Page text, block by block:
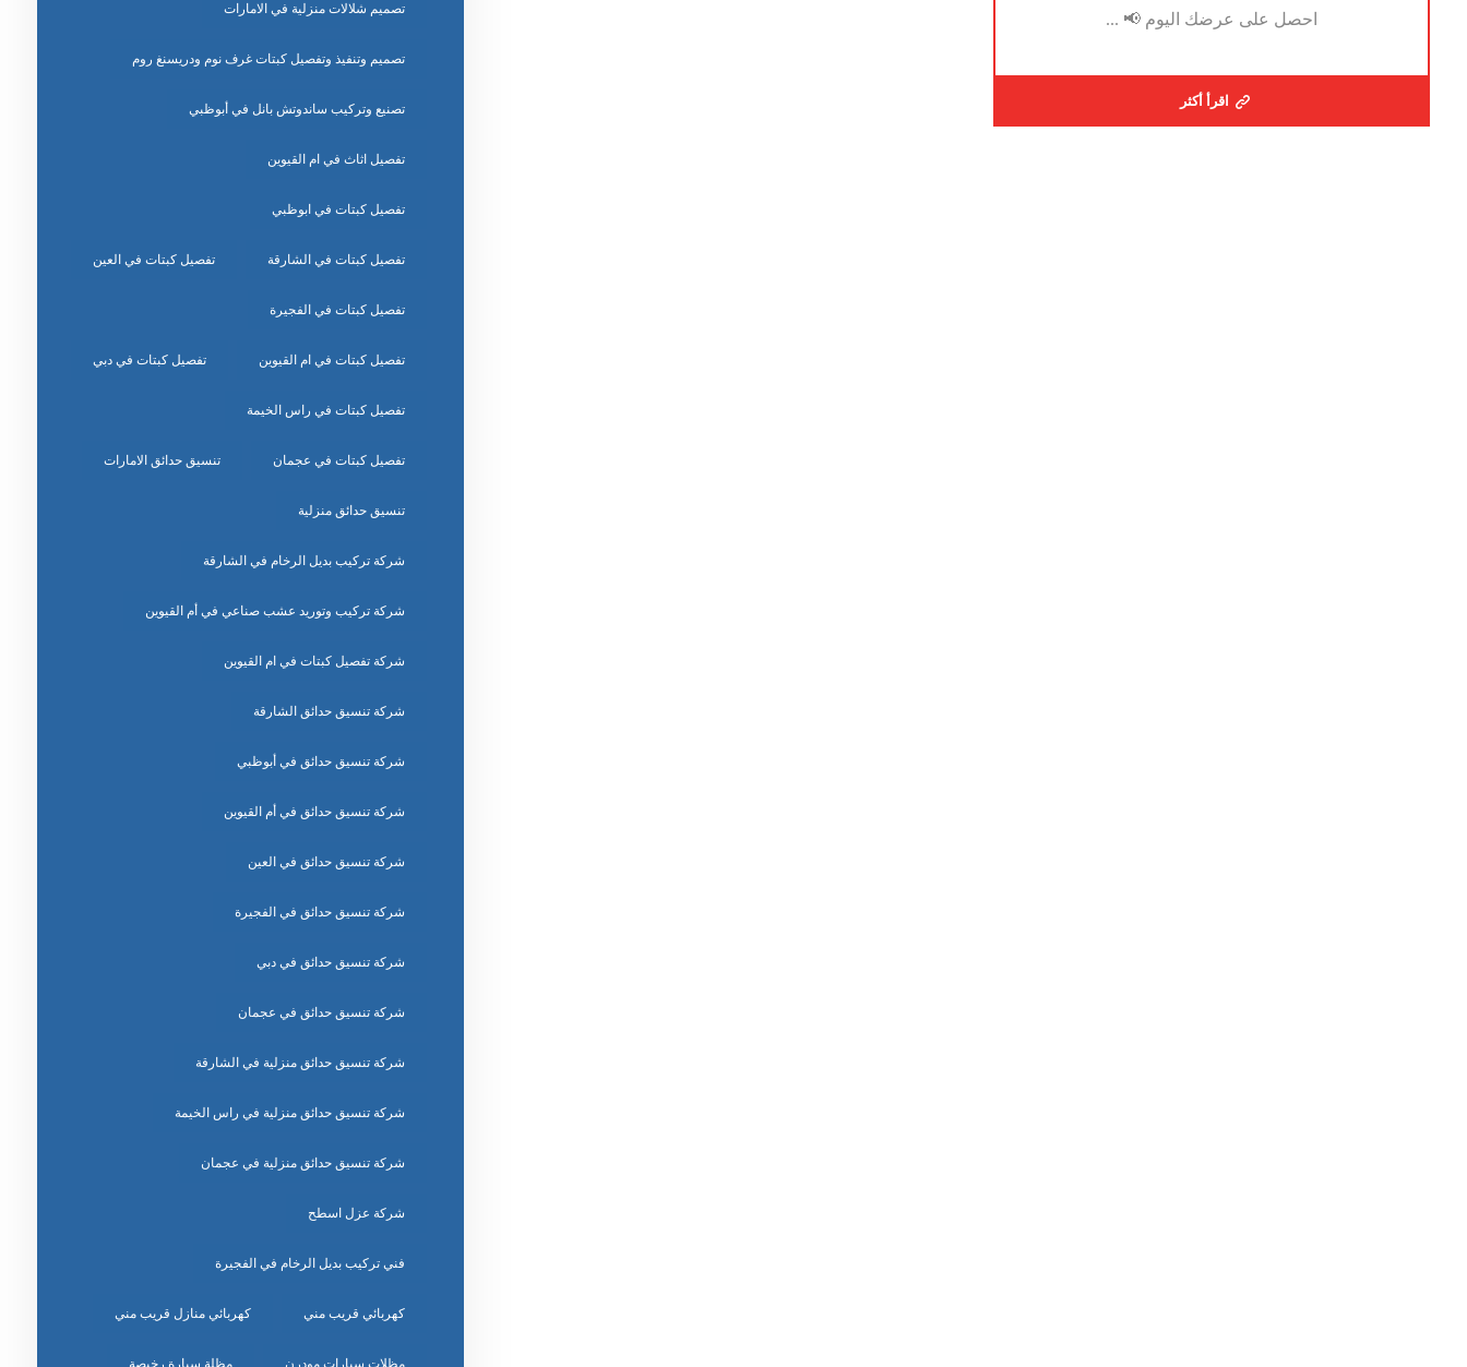
احصل على عرضك اليوم 📢 ...
اقرأ أكثر
تصميم شلالات منزلية في الامارات
تصميم وتنفيذ وتفصيل كبتات غرف نوم ودريسنغ روم
تصنيع وتركيب ساندوتش بانل في أبوظبي
تفصيل اثاث في ام القيوين
تفصيل كبتات في ابوظبي
تفصيل كبتات في الشارقة تفصيل كبتات في العين
تفصيل كبتات في الفجيرة
تفصيل كبتات في ام القيوين تفصيل كبتات في دبي
تفصيل كبتات في راس الخيمة
تفصيل كبتات في عجمان تنسيق حدائق الامارات
تنسيق حدائق منزلية
شركة تركيب بديل الرخام في الشارقة
شركة تركيب وتوريد عشب صناعي في أم القيوين
شركة تفصيل كبتات في ام القيوين
شركة تنسيق حدائق الشارقة
شركة تنسيق حدائق في أبوظبي
شركة تنسيق حدائق في أم القيوين
شركة تنسيق حدائق في العين
شركة تنسيق حدائق في الفجيرة
شركة تنسيق حدائق في دبي
شركة تنسيق حدائق في عجمان
شركة تنسيق حدائق منزلية في الشارقة
شركة تنسيق حدائق منزلية في راس الخيمة
شركة تنسيق حدائق منزلية في عجمان
شركة عزل اسطح
فني تركيب بديل الرخام في الفجيرة
كهربائي قريب مني كهربائي منازل قريب مني
مظلات سيارات مودرن مظلة سيارة رخيصة